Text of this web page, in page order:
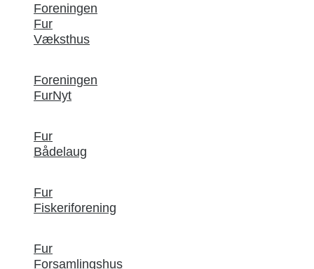
Foreningen
Fur
Væksthus
Foreningen
FurNyt
Fur
Bådelaug
Fur
Fiskeriforening
Fur
Forsamlingshus